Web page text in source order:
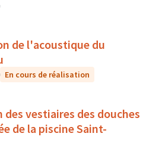
de l'acoustique du
En cours de réalisation
des vestiaires des douches
de la piscine Saint-